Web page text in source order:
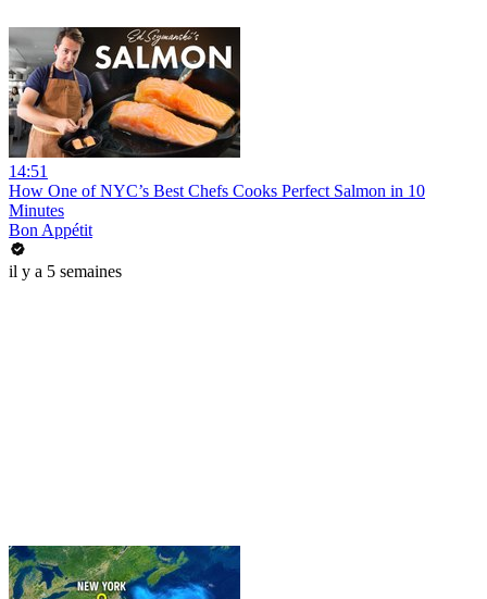
14:51
How One of NYC’s Best Chefs Cooks Perfect Salmon in 10
Minutes
Bon Appétit
il y a 5 semaines